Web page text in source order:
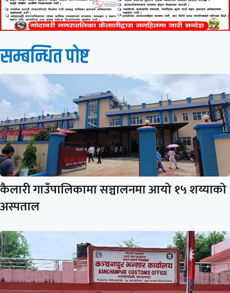
सम्बन्धित पाेष्ट
कैलारी गाउँपालिकामा सञ्चालनमा आयो १५ शय्याको
अस्पताल